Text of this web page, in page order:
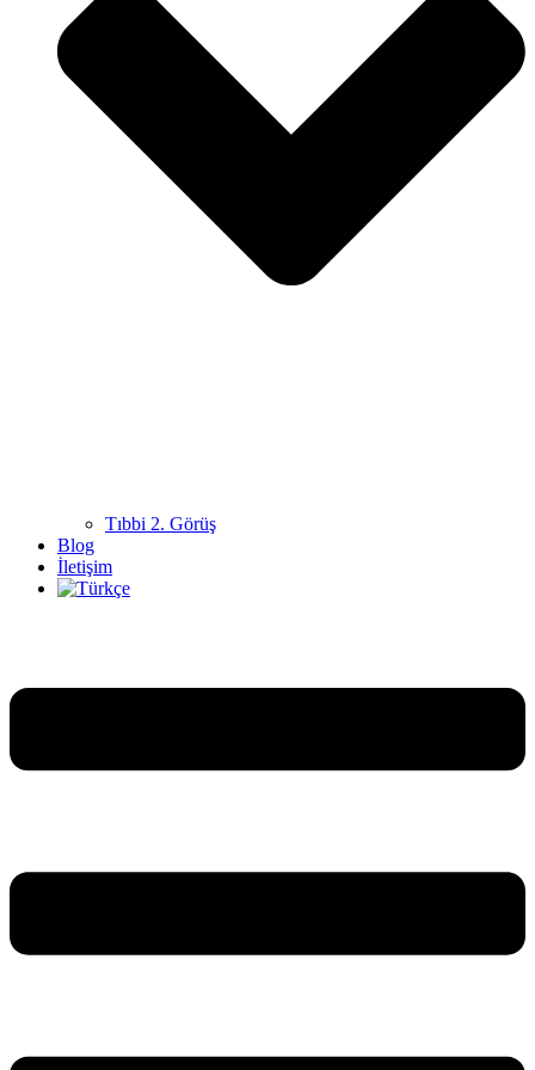
Tıbbi 2. Görüş
Blog
İletişim